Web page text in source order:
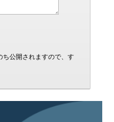
ち公開されますので、す